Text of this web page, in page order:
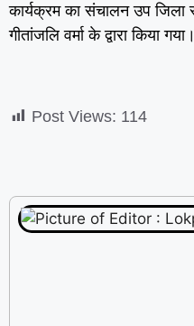
कार्यक्रम का संचालन उप जिला
गीतांजलि वर्मा के द्वारा किया गया।
Post Views: 114